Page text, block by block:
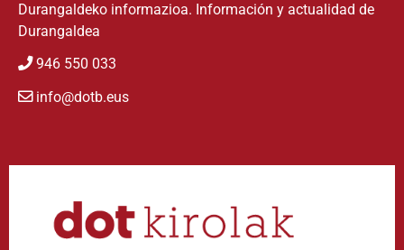
Durangaldeko informazioa. Información y actualidad de
Durangaldea
946 550 033
info@dotb.eus